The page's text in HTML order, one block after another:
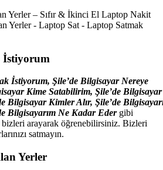
İstiyorum
İstiyorum, Şile’de Bilgisayar Nereye
Kime Satabilirim, Şile’de Bilgisayar
Bilgisayar Kimler Alır, Şile’de
Bilgisayarım Ne Kadar Edergibi
bizleri arayarak öğrenebilirsiniz. Bizleri
satmayın.
Yerler